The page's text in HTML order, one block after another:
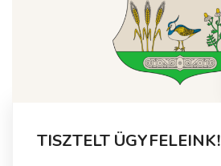
TISZTELT ÜGYFELEINK!